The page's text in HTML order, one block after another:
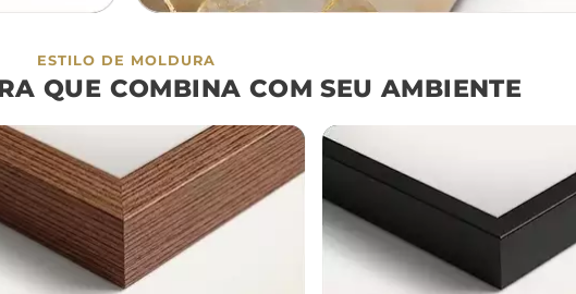
ESTILO DE MOLDURA
QUE COMBINA COM SEU AMBIENTE